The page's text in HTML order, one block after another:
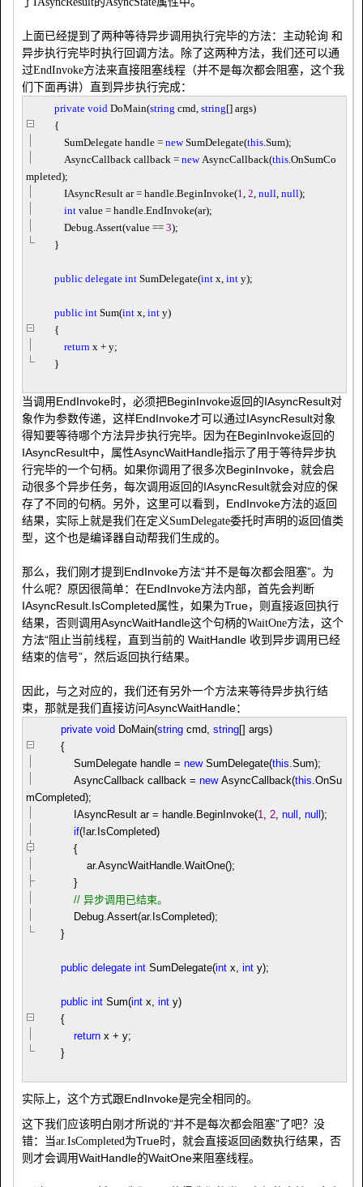
上面已经提到了两种等待异步调用执行完毕的方法：主动轮询 和
异步执行完毕时执行回调方法。除了这两种方法，我们还可以通
过EndInvoke方法来直接阻塞线程（并不是每次都会阻塞，这个我
们下面再讲）直到异步执行完成：
private void DoMain(string cmd, string[] args)
{
SumDelegate handle = newSumDelegate(this.Sum);
AsyncCallback callback = newAsyncCallback(this.OnSumCo
mpleted);
IAsyncResult ar= handle.BeginInvoke(1, 2, null, null);
int value = handle.EndInvoke(ar);
Debug.Assert(value == 3);
}
public delegate int SumDelegate(int x, int y);
public int Sum(int x, int y)
{
return x + y;
}
当调用EndInvoke时，必须把BeginInvoke返回的IAsyncResult对
象作为参数传递，这样EndInvoke才可以通过IAsyncResult对象
得知要等待哪个方法异步执行完毕。因为在BeginInvoke返回的
IAsyncResult中，属性AsyncWaitHandle指示了用于等待异步执
行完毕的一个句柄。如果你调用了很多次BeginInvoke，就会启
动很多个异步任务，每次调用返回的IAsyncResult就会对应的保
存了不同的句柄。另外，这里可以看到，EndInvoke方法的返回
结果，实际上就是我们在定义 SumDelegate委托时声明的返回值类
型，这个也是编译器自动帮我们生成的。
那么，我们刚才提到EndInvoke方法“并不是每次都会阻塞”。为
什么呢？原因很简单：在EndInvoke方法内部，首先会判断
IAsyncResult.IsCompleted属性，如果为True，则直接返回执行
结果，否则调用AsyncWaitHandle这个句柄的WaitOne方法，这个
方法“阻止当前线程，直到当前的 WaitHandle 收到异步调用已经
结束的信号”，然后返回执行结果。
因此，与之对应的，我们还有另外一个方法来等待异步执行结
束，那就是我们直接访问AsyncWaitHandle：
private void DoMain(string cmd, string[] args)
{
SumDelegate handle = newSumDelegate(this.Sum);
AsyncCallback callback = newAsyncCallback(this.OnSu
mCompleted);
IAsyncResult ar = handle.BeginInvoke(1, 2, null , null );
if(!ar.IsCompleted)
{
ar.AsyncWaitHandle.WaitOne();
}
// 异步调用已结束。
Debug.Assert(ar.IsCompleted);
}
public delegate int SumDelegate(int x, int y);
public int Sum(int x, int y)
{
return x + y;
}
实际上，这个方式跟EndInvoke是完全相同的。
这下我们应该明白刚才所说的“并不是每次都会阻塞”了吧？没
错：当ar.IsCompleted为True时，就会直接返回函数执行结果，否
则才会调用WaitHandle的WaitOne来阻塞线程。